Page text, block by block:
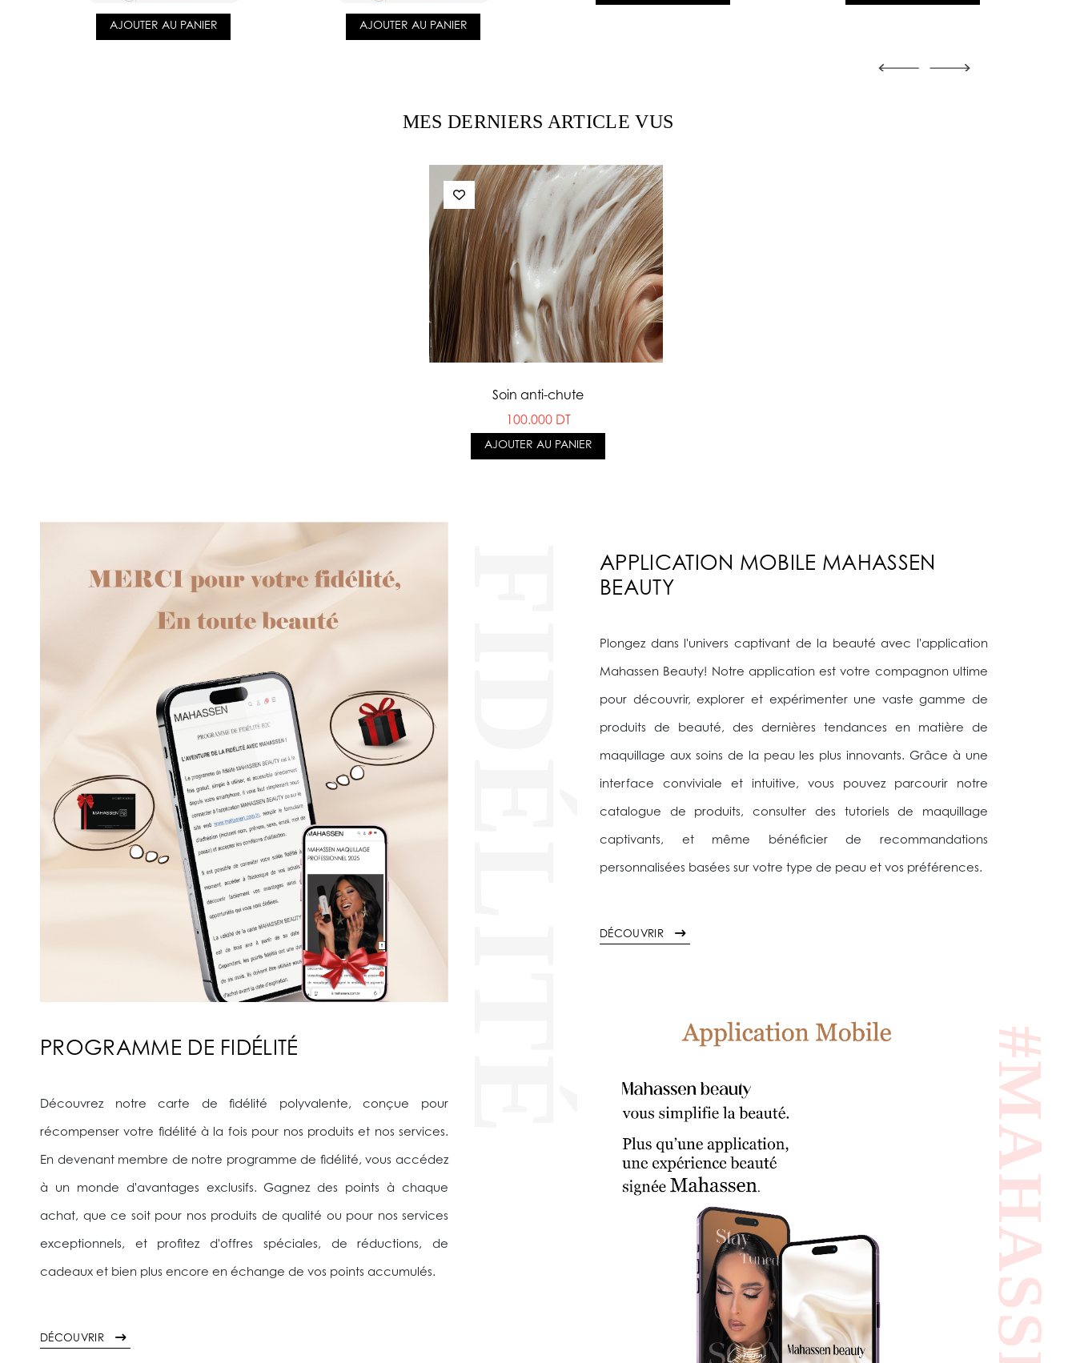
AJOUTER AU PANIER AJOUTER AU PANIER
MES DERNIERS ARTICLE VUS
Soin anti-chute
100.000 DT
AJOUTER AU PANIER
PROGRAMME DE FIDÉLITÉ
Découvrez notre carte de fidélité polyvalente, conçue pour
récompenser votre fidélité à la fois pour nos produits et nos services.
En devenant membre de notre programme de fidélité, vous accédez
à un monde d'avantages exclusifs. Gagnez des points à chaque
achat, que ce soit pour nos produits de qualité ou pour nos services
exceptionnels, et profitez d'offres spéciales, de réductions, de
cadeaux et bien plus encore en échange de vos points accumulés.
DÉCOUVRIR
APPLICATION MOBILE MAHASSEN
BEAUTY
Plongez dans l'univers captivant de la beauté avec l'application
Mahassen Beauty! Notre application est votre compagnon ultime
pour découvrir, explorer et expérimenter une vaste gamme de
produits de beauté, des dernières tendances en matière de
maquillage aux soins de la peau les plus innovants. Grâce à une
interface conviviale et intuitive, vous pouvez parcourir notre
catalogue de produits, consulter des tutoriels de maquillage
captivants, et même bénéficier de recommandations
personnalisées basées sur votre type de peau et vos préférences.
DÉCOUVRIR
#MAHASSEN